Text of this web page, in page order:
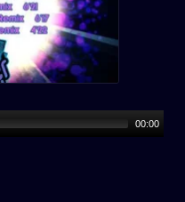
00:00